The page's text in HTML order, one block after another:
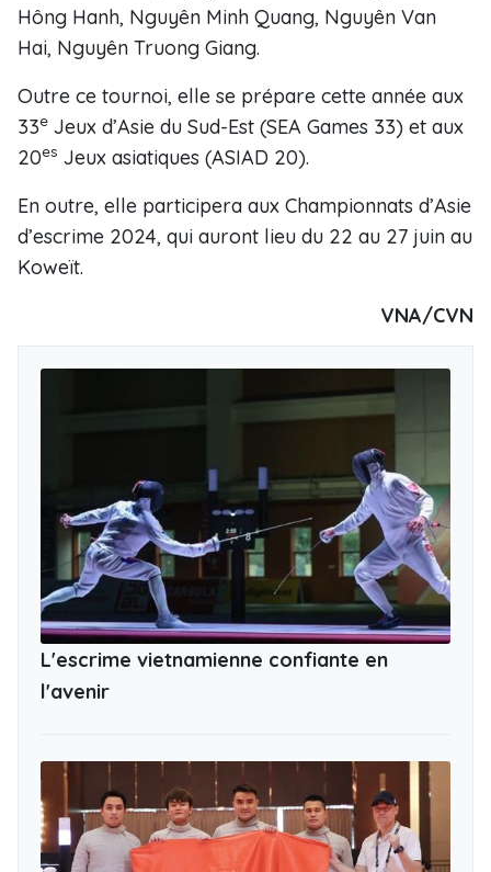
Hông Hanh, Nguyên Minh Quang, Nguyên Van
Hai, Nguyên Truong Giang.
Outre ce tournoi, elle se prépare cette année aux
33e Jeux d’Asie du Sud-Est (SEA Games 33) et aux
20es Jeux asiatiques (ASIAD 20).
En outre, elle participera aux Championnats d’Asie
d’escrime 2024, qui auront lieu du 22 au 27 juin au
Koweït.
VNA/CVN
L'escrime vietnamienne confiante en
l'avenir